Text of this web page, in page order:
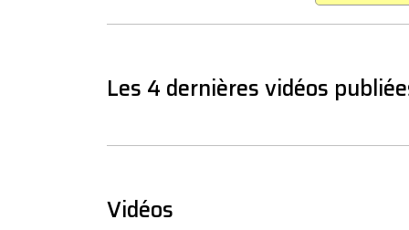
Les 4 dernières vidéos
Vidéos